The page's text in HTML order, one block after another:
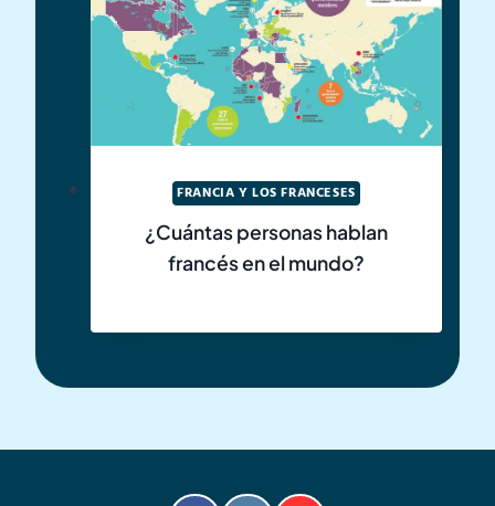
FRANCIA Y LOS FRANCESES
¿Cuántas personas hablan
francés en el mundo?